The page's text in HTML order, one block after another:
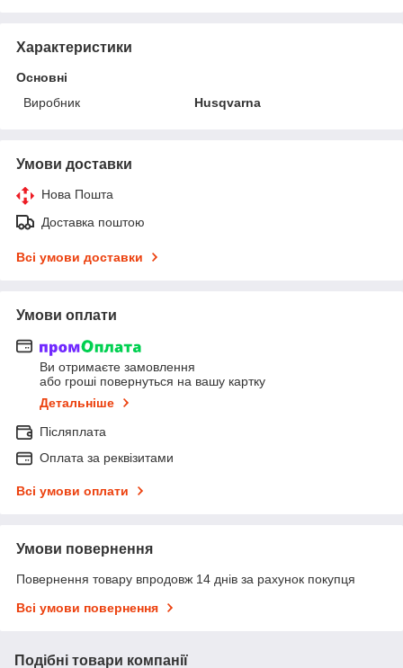
Характеристики
Основні
Виробник
Husqvarna
Умови доставки
Нова Пошта
Доставка поштою
Всі умови доставки
Умови оплати
Ви отримаєте замовлення
або гроші повернуться на вашу картку
Детальніше
Післяплата
Оплата за реквізитами
Всі умови оплати
Умови повернення
Повернення товару впродовж 14 днів за рахунок покупця
Всі умови повернення
Подібні товари компанії